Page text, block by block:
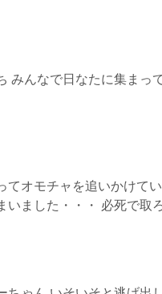
みんなで日なたに集まっ
てオモチャを追いかけて
いました・・・ 必死で取